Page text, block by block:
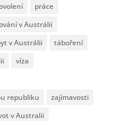
práce
v Austrálii
v Austrálii
táboření
víza
republiku
zajímavosti
v Australii